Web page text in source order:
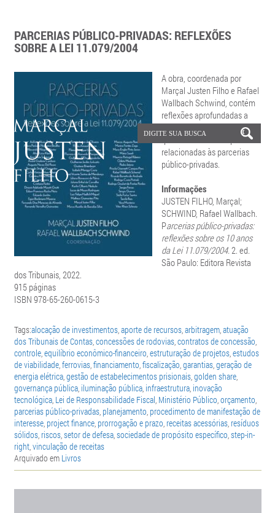
PARCERIAS PÚBLICO-PRIVADAS: REFLEXÕES
SOBRE A LEI 11.079/2004
A obra, coordenada por
Marçal Justen Filho e Rafael
Wallbach Schwind, contém
reflexões aprofundadas a
respeito das mais variadas
questões teóricas e práticas
relacionadas às parcerias
público-privadas.
Informações
JUSTEN FILHO, Marçal;
SCHWIND, Rafael Wallbach.
Parcerias público-privadas:
reflexões sobre os 10 anos
da Lei 11.079/2004. 2. ed.
São Paulo: Editora Revista
dos Tribunais, 2022.
915 páginas
ISBN 978-65-260-0615-3
Tags:alocação de investimentos,aporte de recursos,arbitragem,atuação
dos Tribunais de Contas,concessões de rodovias,contratos de concessão,
controle,equilíbrio econômico-financeiro,estruturação de projetos,estudos
de viabilidade,ferrovias,financiamento,fiscalização,garantias,geração de
energia elétrica,gestão de estabelecimentos prisionais,golden share,
governança pública, iluminação pública, infraestrutura, inovação
tecnológica, Lei de Responsabilidade Fiscal, Ministério Público,orçamento,
parcerias público-privadas, planejamento, procedimento de manifestação de
interesse, project finance, prorrogação e prazo, receitas acessórias, resíduos
sólidos, riscos,setor de defesa,sociedade de propósito específico,step-in-
right,vinculação de receitas
Arquivado em Livros